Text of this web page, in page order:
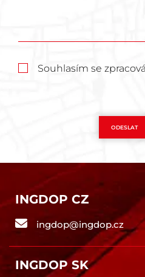
Souhlasím se
ODESLAT
INGDOP CZ
ingdop@ingdop.cz
INGDOP SK